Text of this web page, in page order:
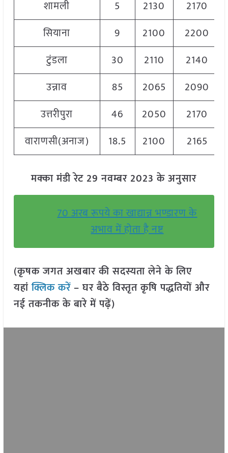
शामली 5 2130
2170
सियाना
9 2100
2200
टुंडला
30 2110
2140
उन्नाव
85 2065 2090
उत्तरीपुरा
46 2050 2170
वाराणसी(अनाज)
18.5 2100 2165
मक्का मंडी रेट 29 नवम्बर 2023 के अनुसार
70 अरब रूपये का खाद्यान्न भण्डारण के
अभाव में होता है नष्ट
(कृषक जगत अखबार की सदस्यता लेने के लिए
यहांक्लिक करें– घर बैठे विस्तृत कृषि पद्धतियों और
नई तकनीक के बारे में पढ़ें)